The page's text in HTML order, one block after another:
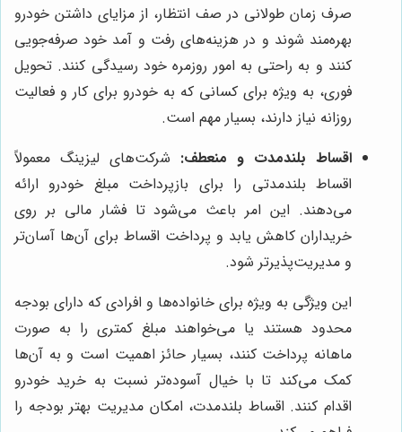
صرف زمان طولانی در صف انتظار، از مزایای داشتن خودرو
بهره‌مند شوند و در هزینه‌های رفت و آمد خود صرفه‌جویی
کنند و به راحتی به امور روزمره خود رسیدگی کنند. تحویل
فوری، به ویژه برای کسانی که به خودرو برای کار و فعالیت
روزانه نیاز دارند، بسیار مهم است.
اقساط بلندمدت و منعطف: شرکت‌های لیزینگ معمولاً
اقساط بلندمدتی را برای بازپرداخت مبلغ خودرو ارائه
می‌دهند. این امر باعث می‌شود تا فشار مالی بر روی
خریداران کاهش یابد و پرداخت اقساط برای آن‌ها آسان‌تر
و مدیریت‌پذیرتر شود.
این ویژگی به ویژه برای خانواده‌ها و افرادی که دارای بودجه
محدود هستند یا می‌خواهند مبلغ کمتری را به صورت
ماهانه پرداخت کنند، بسیار حائز اهمیت است و به آن‌ها
کمک می‌کند تا با خیال آسوده‌تر نسبت به خرید خودرو
اقدام کنند. اقساط بلندمدت، امکان مدیریت بهتر بودجه را